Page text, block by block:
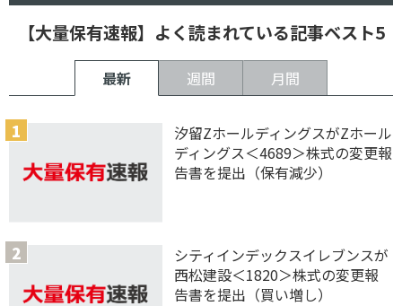
【大量保有速報】よく読まれている記事ベスト5
最新 週間 月間
汐留ZホールディングスがZホール
ディングス＜4689＞株式の変更報
告書を提出（保有減少）
シティインデックスイレブンスが
西松建設＜1820＞株式の変更報
告書を提出（買い増し）